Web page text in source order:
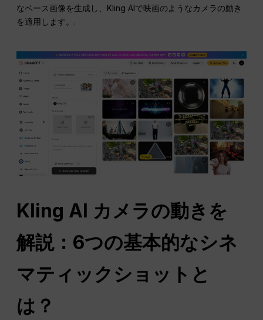
なベース画像を生成し、Kling AIで映画のようなカメラの動き
を適用します。.
Kling AI カメラの動きを
解説：6つの基本的なシネ
マティックショットと
は？